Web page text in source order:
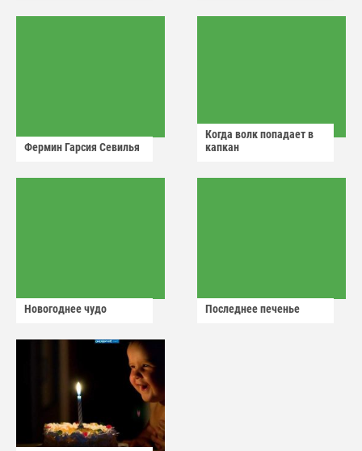
Фермин Гарсия Севилья
Когда волк попадает в
капкан
Новогоднее чудо Последнее печенье